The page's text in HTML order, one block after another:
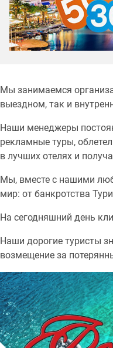
Мы занимаемся
выездном, так и
Наши менеджеры
рекламные туры,
в лучших отелях и
Мы, вместе с нашими
мир: от банкротства
На сегодняшний день
Наши дорогие туристы
возмещение за